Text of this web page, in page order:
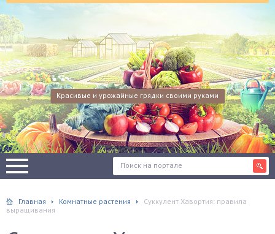
Красивые и урожайные грядки своими руками
Главная Комнатные растения
Суккулент Хавортия: правила
выращивания